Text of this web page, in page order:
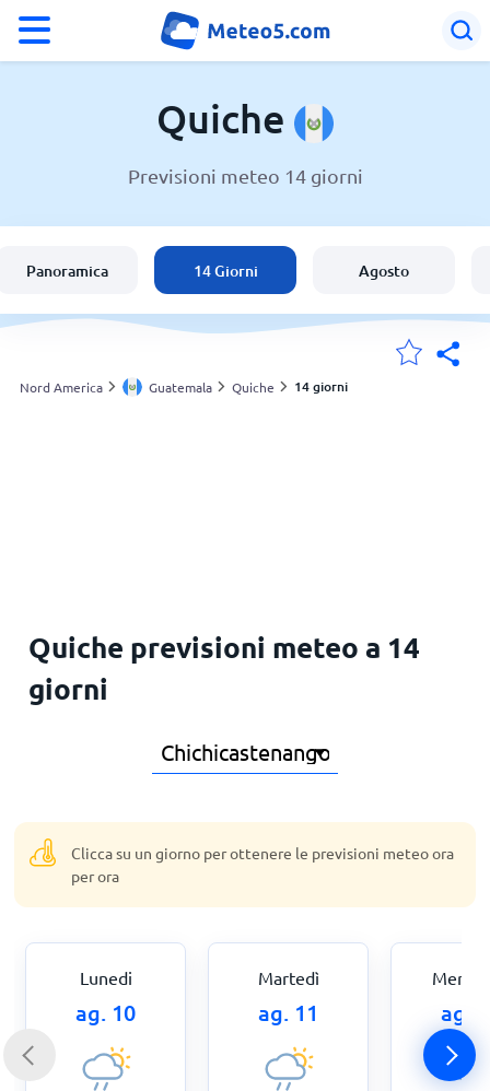
Meteo in Quiche
Italia
Svizzera
Quiche
Previsioni meteo 14 giorni
Panoramica 14 Giorni Agosto
Nord America Guatemala Quiche 14 giorni
Quiche previsioni meteo a 14
giorni
Clicca su un giorno per ottenere le previsioni meteo ora
per ora
Lunedi
ag. 10
Martedì
ag. 11 ag.